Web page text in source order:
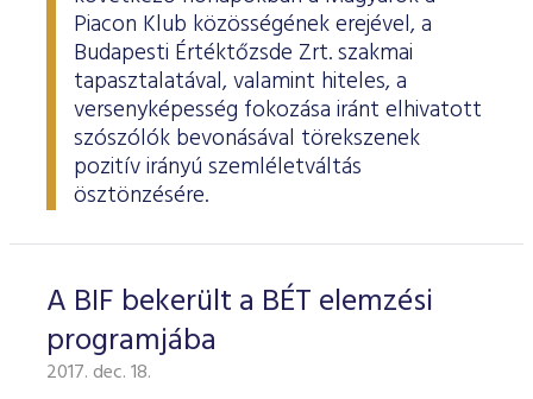
ESG Útmutató
Piacon Klub közösségének erejével, a
Budapesti Értéktőzsde Zrt. szakmai
tapasztalatával, valamint hiteles, a
versenyképesség fokozása iránt elhivatott
szószólók bevonásával törekszenek
pozitív irányú szemléletváltás
ösztönzésére.
A BIF bekerült a BÉT elemzési
programjába
2017. dec. 18.